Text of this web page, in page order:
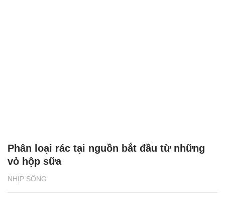
NHỊP SỐNG
Phân loại rác tại nguồn bắt đầu từ những
vỏ hộp sữa